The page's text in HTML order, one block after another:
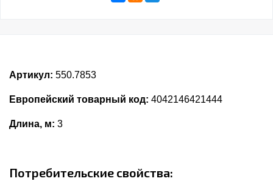
Артикул: 550.7853
Европейский товарный код: 4042146421444
Длина, м: 3
Потребительские свойства: